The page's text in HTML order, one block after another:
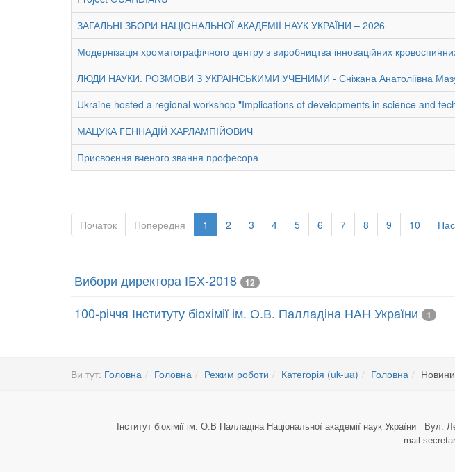
ЗАГАЛЬНІ ЗБОРИ НАЦІОНАЛЬНОЇ АКАДЕМІЇ НАУК УКРАЇНИ – 2026
Модернізація хроматографічного центру з виробництва інноваційних
ЛЮДИ НАУКИ. РОЗМОВИ З УКРАЇНСЬКИМИ УЧЕНИМИ - Сніжана Анатоліївна
Ukraine hosted a regional workshop "Implications of developments in science and
МАЦУКА ГЕННАДІЙ ХАРЛАМПІЙОВИЧ
Присвоєння вченого звання професора
Початок Попередня 1 2 3 4 5 6 7 8 9 10
Вибори директора ІБХ-2018 12
100-річчя Інституту біохімії ім. О.В. Палладіна НАН України 1
Ви тут: Головна Головна Режим роботи Категорія (uk-ua) Головна Новини
Інститут біохімії ім. О.В Палладіна Національної академії наук України